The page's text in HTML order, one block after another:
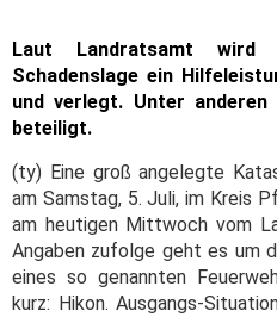
Laut Landratsamt wird
Schadenslage ein
und verlegt. Unter
beteiligt.
(ty) Eine groß angelegte
am Samstag, 5. Juli, im Kreis
am heutigen Mittwoch vom
Angaben zufolge geht es um
eines so genannten
kurz: Hikon. Ausgangs-